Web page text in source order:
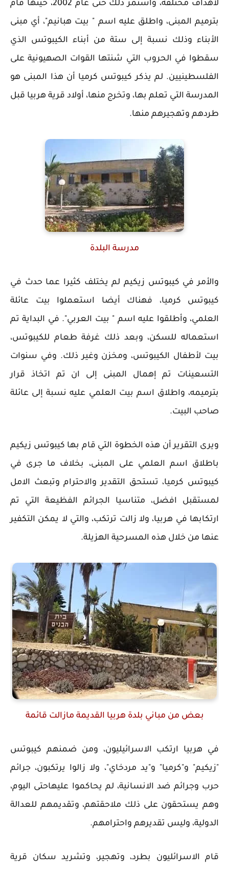
لاهداف مختلفة، واستمر ذلك حتى عام 2002، حينها قام
بترميم المبنى، واطلق عليه اسم " بيت هبانيم"، أي مبنى
الأبناء وذلك نسبة إلى ستة من أبناء الكيبوتس الذي
سقطوا في الحروب التي شنتها القوات الصهيونية على
الفلسطينيين. لم يذكر كيبوتس كرميا أن هذا المبنى هو
المدرسة التي تعلم بها، وتخرج منها، أولاد قرية هربيا قبل
طردهم وتهجيرهم منها.
مدرسة البلدة
والأمر في كيبوتس زيكيم لم يختلف كثيرا عما حدث في
كيبوتس كرميا، فهناك أيضا استعملوا بيت عائلة
العلمي، وأطلقوا عليه اسم " بيت العربي". في البداية تم
استعماله للسكن، وبعد ذلك غرفة طعام للكيبوتس،
بيت لأطفال الكيبوتس، ومخزن وغير ذلك. وفي سنوات
التسعينات تم إهمال المبنى إلى ان تم اتخاذ قرار
بترميمه، واطلاق اسم بيت العلمي عليه نسبة إلى عائلة
صاحب البيت.
ويرى التقرير أن هذه الخطوة التي قام بها كيبوتس زيكيم
باطلاق اسم العلمي على المبنى، بخلاف ما جرى في
كيبوتس كرميا، تستحق التقدير والاحترام وتبعث الامل
لمستقبل افضل، متناسيا الجرائم الفظيعة التي تم
ارتكابها في هربيا، ولا زالت ترتكب، والتي لا يمكن التكفير
عنها من خلال هذه المسرحية الهزيلة.
بعض من مباني بلدة هربيا القديمة مازالت قائمة
في هربيا ارتكب الاسرائيليون، ومن ضمنهم كيبوتس
"زيكيم" و"كرميا" و"يد مردخاي"، ولا زالوا يرتكبون، جرائم
حرب وجرائم ضد الانسانية، لم يحاكموا عليهاحتى اليوم،
وهم يستحقون على ذلك ملاحقتهم، وتقديمهم للعدالة
الدولية، وليس تقديرهم واحترامهم.
قام الاسرائليون بطرد، وتهجير، وتشريد سكان قرية